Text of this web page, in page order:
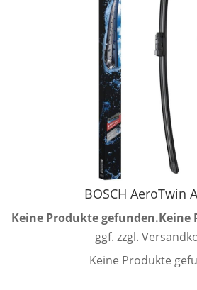
BOSCH AeroTwin
Keine Produkte gefunden.Keine
ggf. zzgl.
Keine Produkte